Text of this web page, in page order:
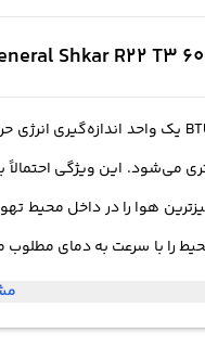
می‌شود. این ویژگی
هوا را در داخل محیط
را با سرعت به دمای
و فناوری‌های مختلف
را بازیابی کند. این برای